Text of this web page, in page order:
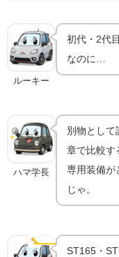
ルーキー
初代・2代
なのに…
ハマ学長
別物として
章で比較す
専用装備が
じゃ。
🔧 世代差
ST165・ST185
ST165・